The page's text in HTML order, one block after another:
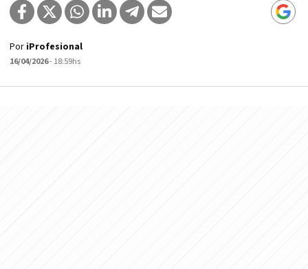
Por iProfesional
16/04/2026- 18:59hs